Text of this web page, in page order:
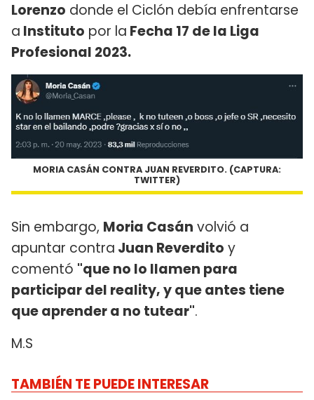
Lorenzo donde el Ciclón debía enfrentarse
a Instituto por la Fecha 17 de la Liga
Profesional 2023.
MORIA CASÁN CONTRA JUAN REVERDITO. (CAPTURA:
TWITTER)
Sin embargo, Moria Casán volvió a
apuntar contra Juan Reverdito y
comentó "que no lo llamen para
participar del reality, y que antes tiene
que aprender a no tutear".
M.S
TAMBIÉN TE PUEDE INTERESAR